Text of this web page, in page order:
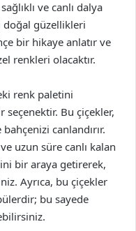
ve canlı dalya
doğal güzellikleri
bir hikaye anlatır ve
renkleri olacaktır.
renk paletini
Bu çiçekler,
canlandırır.
uzun süre canlı kalan
bir araya getirerek,
Ayrıca, bu çiçekler
bu sayede